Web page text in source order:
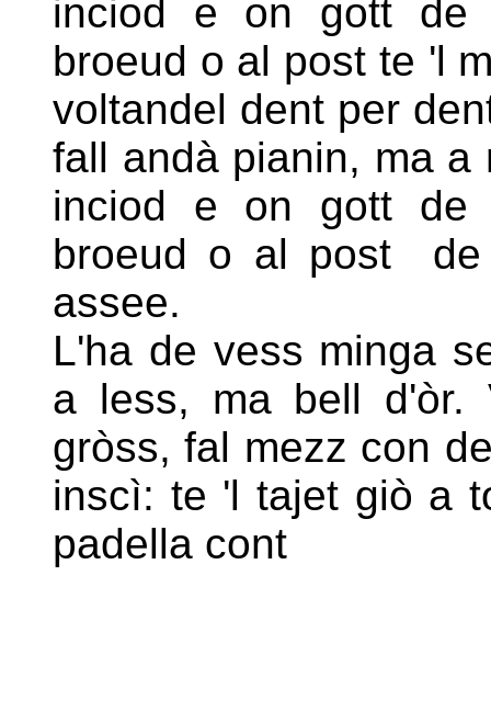
inciod e on gott
broeud o al post te 'l
voltandel dent per
fall andà pianin, ma
inciod e on gott
broeud o al post de
assee.
L'ha de vess minga
a less, ma bell d'òr.
gròss,fal mezz con
inscì: te 'l tajet giò a
padella cont